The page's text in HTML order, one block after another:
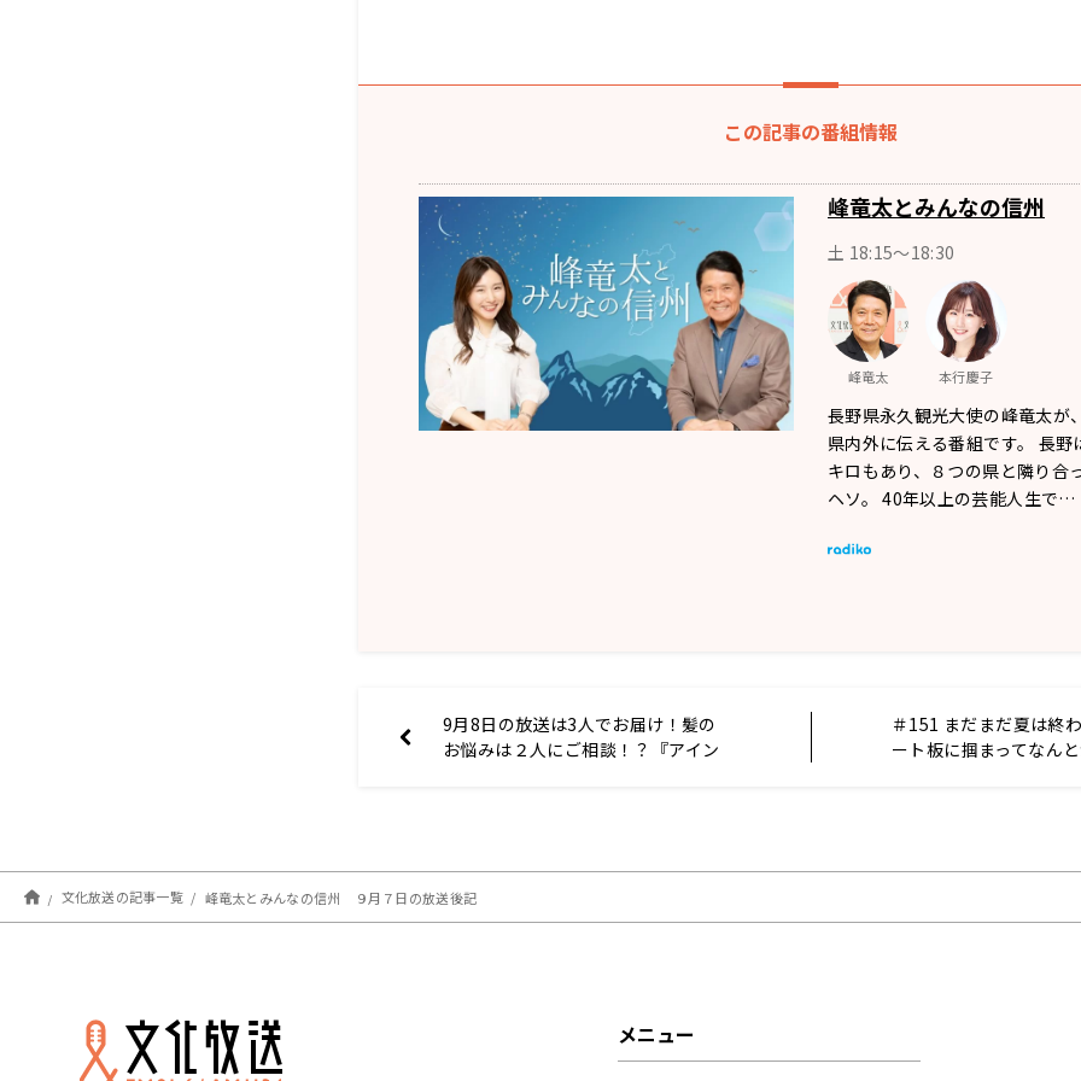
この記事の番組情報
峰竜太とみんなの信州
土 18:15〜18:30
峰竜太 本行慶子
長野県永久観光大使の峰竜太が
県内外に伝える番組です。 長野
キロもあり、８つの県と隣り合
ヘソ。 40年以上の芸能人生で…
9月8日の放送は3人でお届け！髪の
お悩みは２人にご相談！？『アイン
＃151 まだまだ夏は終
ート板に掴まってなん
文化放送の記事一覧 峰竜太とみんなの信州 ９月７日の放送後記
メニュー